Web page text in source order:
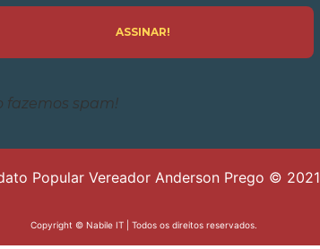
fazemos spam!
Popular Vereador Anderson Prego © 2021
Copyright © Nabile IT| Todos os direitos reservados.